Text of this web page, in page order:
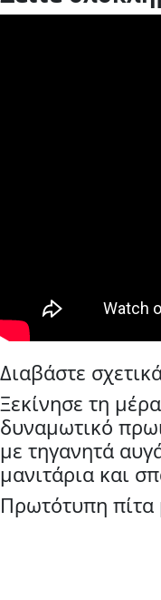
Διαβάστε
Ξεκίνησε τη
δυναμωτικό
με τηγανητά
μανιτάρια και
Πρωτότυπη πίτα